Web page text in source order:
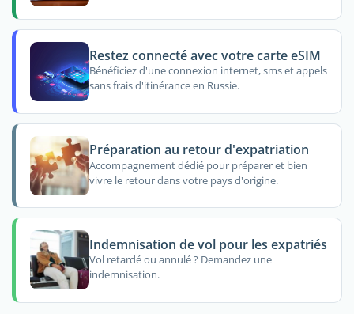
Restez connecté avec votre carte eSIM
Bénéficiez d'une connexion internet, sms et appels
sans frais d'itinérance en Russie.
Préparation au retour d'expatriation
Accompagnement dédié pour préparer et bien
vivre le retour dans votre pays d'origine.
Indemnisation de vol pour les expatriés
Vol retardé ou annulé ? Demandez une
indemnisation.